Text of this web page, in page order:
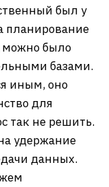
был у
планирование
можно было
базами.
иным, оно
для
так не решить.
удержание
данных.